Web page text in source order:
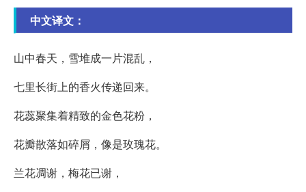
中文译文：
山中春天，雪堆成一片混乱，
七里长街上的香火传递回来。
花蕊聚集着精致的金色花粉，
花瓣散落如碎屑，像是玫瑰花。
兰花凋谢，梅花已谢，